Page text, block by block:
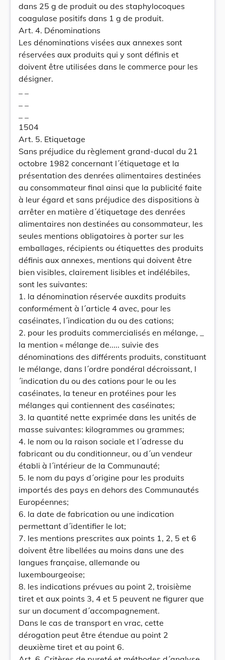
dans 25 g de produit ou des staphylocoques
coagulase positifs dans 1 g de produit.
Art. 4. Dénominations
Les dénominations visées aux annexes sont
réservées aux produits qui y sont définis et
doivent être utilisées dans le commerce pour les
désigner.
1504
Art. 5. Etiquetage
Sans préjudice du règlement grand-ducal du 21
octobre 1982 concernant l´étiquetage et la
présentation des denrées alimentaires destinées
au consommateur final ainsi que la publicité faite
à leur égard et sans préjudice des dispositions à
arrêter en matière d´étiquetage des denrées
alimentaires non destinées au consommateur, les
seules mentions obligatoires à porter sur les
emballages, récipients ou étiquettes des produits
définis aux annexes, mentions qui doivent être
bien visibles, clairement lisibles et indélébiles,
sont les suivantes:
1. la dénomination réservée auxdits produits
conformément à l´article 4 avec, pour les
caséinates, l´indication du ou des cations;
2. pour les produits commercialisés en mélange, _
la mention « mélange de..... suivie des
dénominations des différents produits, constituant
le mélange, dans l´ordre pondéral décroissant, l
´indication du ou des cations pour le ou les
caséinates, la teneur en protéines pour les
mélanges qui contiennent des caséinates;
3. la quantité nette exprimée dans les unités de
masse suivantes: kilogrammes ou grammes;
4. le nom ou la raison sociale et l´adresse du
fabricant ou du conditionneur, ou d´un vendeur
établi à l´intérieur de la Communauté;
5. le nom du pays d´origine pour les produits
importés des pays en dehors des Communautés
Européennes;
6. la date de fabrication ou une indication
permettant d´identifier le lot;
7. les mentions prescrites aux points 1, 2, 5 et 6
doivent être libellées au moins dans une des
langues française, allemande ou
luxembourgeoise;
8. les indications prévues au point 2, troisième
tiret et aux points 3, 4 et 5 peuvent ne figurer que
sur un document d´accompagnement.
Dans le cas de transport en vrac, cette
dérogation peut être étendue au point 2
deuxième tiret et au point 6.